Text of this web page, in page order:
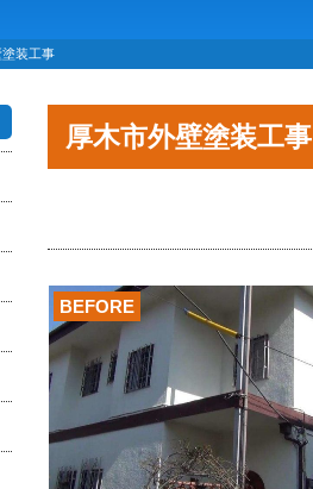
装工事
厚木市外壁塗装工事
BEFORE